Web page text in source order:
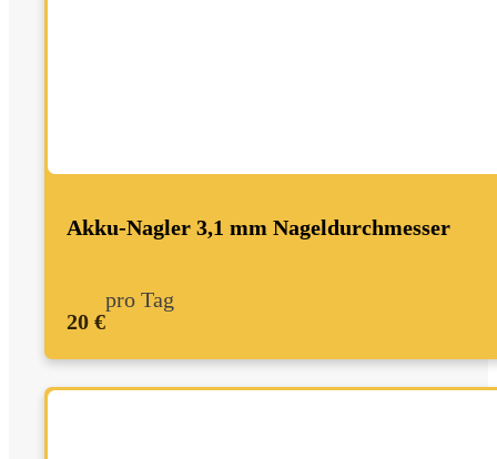
Akku-Nagler 3,1 mm Nageldurchmesser
20 €
pro Tag